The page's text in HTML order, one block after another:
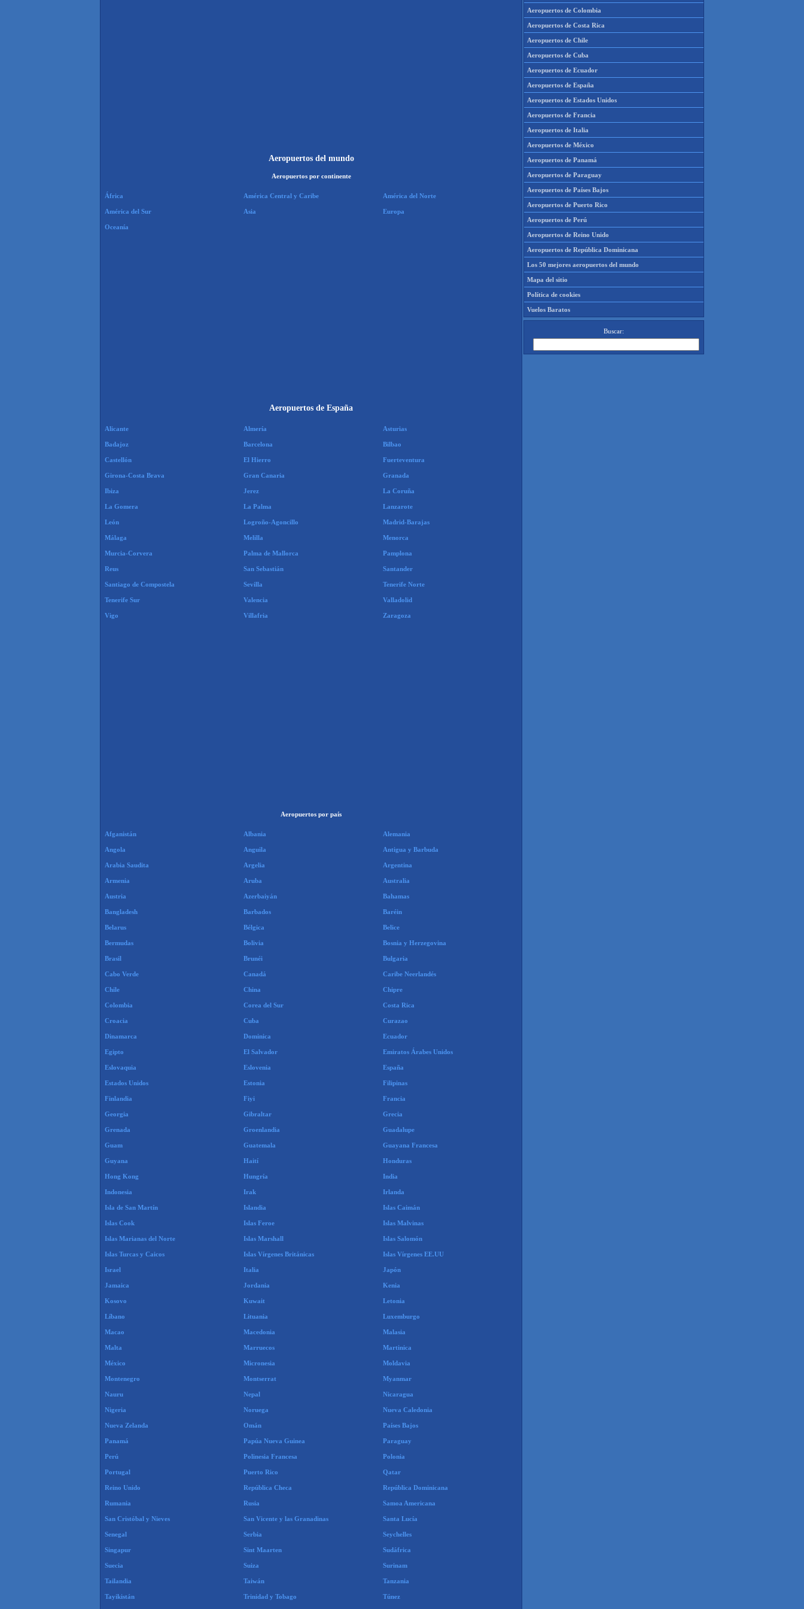
Aeropuertos del mundo
Aeropuertos por continente
África América Central y Caribe América del Norte
América del Sur Asia Europa
Oceanía
Aeropuertos de España
Alicante Almería Asturias
Badajoz Barcelona Bilbao
Castellón El Hierro Fuerteventura
Girona-Costa Brava Gran Canaria Granada
Ibiza Jerez La Coruña
La Gomera La Palma Lanzarote
León Logroño-Agoncillo Madrid-Barajas
Málaga Melilla Menorca
Murcia-Corvera Palma de Mallorca Pamplona
Reus San Sebastián Santander
Santiago de Compostela Sevilla Tenerife Norte
Tenerife Sur Valencia Valladolid
Vigo Villafria Zaragoza
Aeropuertos por país
Afganistán Albania Alemania
Angola Anguila Antigua y Barbuda
Arabia Saudita Argelia Argentina
Armenia Aruba Australia
Austria Azerbaiyán Bahamas
Bangladesh Barbados Baréin
Belarus Bélgica Belice
Bermudas Bolivia Bosnia y Herzegovina
Brasil Brunéi Bulgaria
Cabo Verde Canadá Caribe Neerlandés
Chile China Chipre
Colombia Corea del Sur Costa Rica
Croacia Cuba Curazao
Dinamarca Dominica Ecuador
Egipto El Salvador Emiratos Árabes Unidos
Eslovaquia Eslovenia España
Estados Unidos Estonia Filipinas
Finlandia Fiyi Francia
Georgia Gibraltar Grecia
Grenada Groenlandia Guadalupe
Guam Guatemala Guayana Francesa
Guyana Haití Honduras
Hong Kong Hungría India
Indonesia Irak Irlanda
Isla de San Martín Islandia Islas Caimán
Islas Cook Islas Feroe Islas Malvinas
Islas Marianas del Norte Islas Marshall Islas Salomón
Islas Turcas y Caicos Islas Vírgenes Británicas Islas Vírgenes EE.UU
Israel Italia Japón
Jamaica Jordania Kenia
Kosovo Kuwait Letonia
Líbano Lituania Luxemburgo
Macao Macedonia Malasia
Malta Marruecos Martinica
México Micronesia Moldavia
Montenegro Montserrat Myanmar
Nauru Nepal Nicaragua
Nigeria Noruega Nueva Caledonia
Nueva Zelanda Omán Países Bajos
Panamá Papúa Nueva Guinea Paraguay
Perú Polinesia Francesa Polonia
Portugal Puerto Rico Qatar
Reino Unido República Checa República Dominicana
Rumania Rusia Samoa Americana
San Cristóbal y Nieves San Vicente y las Granadinas Santa Lucía
Senegal Serbia Seychelles
Singapur Sint Maarten Sudáfrica
Suecia Suiza Surinam
Tailandia Taiwán Tanzania
Tayikistán Trinidad y Tobago Túnez
Aeropuertos de Colombia
Aeropuertos de Costa Rica
Aeropuertos de Chile
Aeropuertos de Cuba
Aeropuertos de Ecuador
Aeropuertos de España
Aeropuertos de Estados Unidos
Aeropuertos de Francia
Aeropuertos de Italia
Aeropuertos de México
Aeropuertos de Panamá
Aeropuertos de Paraguay
Aeropuertos de Países Bajos
Aeropuertos de Puerto Rico
Aeropuertos de Perú
Aeropuertos de Reino Unido
Aeropuertos de República Dominicana
Los 50 mejores aeropuertos del mundo
Mapa del sitio
Política de cookies
Vuelos Baratos
Buscar: